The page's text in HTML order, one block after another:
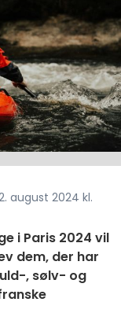
august 2024 kl.
i Paris 2024 vil
dem, der har
, sølv- og